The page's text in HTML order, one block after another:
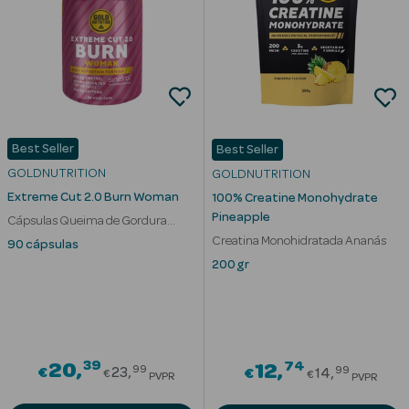
Rosto e
Ver Tudo
Hidratantes
Anti-
Best Seller
GOLDNUTRITION
Extreme Cut 2.0 Burn Woman
Cápsulas Queima de Gordura
Mulher
90 cápsulas
€20 39Price reduced from
€23 99
PVPR
Best Seller
GOLDNUTRITION
100% Creatine Monohydrate
Pineapple
Creatina Monohidratada Ananás
200 gr
€12 74Price
€14 99
PVPR